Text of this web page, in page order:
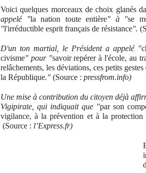
Voici quelques morceaux de choix glanés
appelé "la nation toute entière" à "se
"l'irréductible esprit français de résistance".
D'un ton martial, le Président a appelé "
civisme" pour "savoir repérer à l'école, au
relâchements, les déviations, ces petits
la République." (Source : pressfrom.info)
Une mise à contribution du citoyen déjà
Vigipirate, qui indiquait que "par son
vigilance, à la prévention et à la protection
(Source : l’Express.fr)